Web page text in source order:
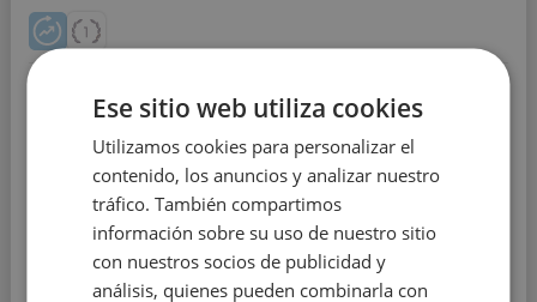
Matemáticas Física Química Leer más
Educación:Universidad de Santiago de
Compostela
Experiencia: menos de 1 año
Distrito: Xesteiray 127 otros distritos
Puedo impartir clases de asignaturas de ciencias a
Ese sitio web utiliza cookies
Utilizamos cookies para personalizar el
contenido, los anuncios y analizar nuestro
tráfico. También compartimos
información sobre su uso de nuestro sitio
con nuestros socios de publicidad y
análisis, quienes pueden combinarla con